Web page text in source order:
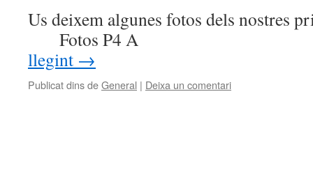
Us deixem algunes fotos dels
Fotos P4 A
llegint →
Publicat dins deGeneral | Deixa un comentari